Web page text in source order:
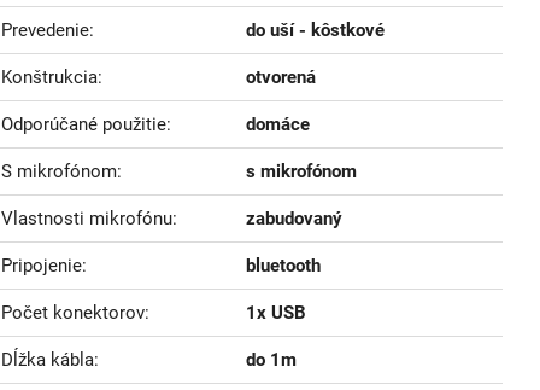
Prevedenie do uší - kôstkové
Konštrukcia otvorená
Odporúčané použitie domáce
S mikrofónom s mikrofónom
Vlastnosti mikrofónu zabudovaný
Pripojenie bluetooth
Počet konektorov 1x USB
Dĺžka kábla do 1m